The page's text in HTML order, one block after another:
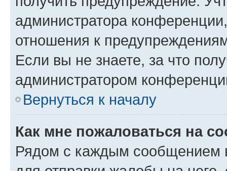
администратора
отношения к
Если вы не знаете, за что
администратором
Вернуться к началу
Как мне пожаловаться на
Рядом с каждым сообщением